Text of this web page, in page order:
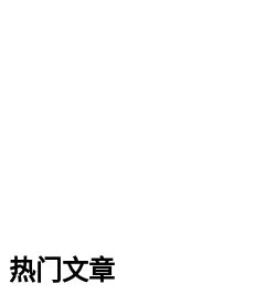
热门文章